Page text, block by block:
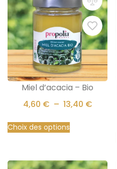
Miel d’acacia – Bio
4,60 € – 13,40 €
Choix des options